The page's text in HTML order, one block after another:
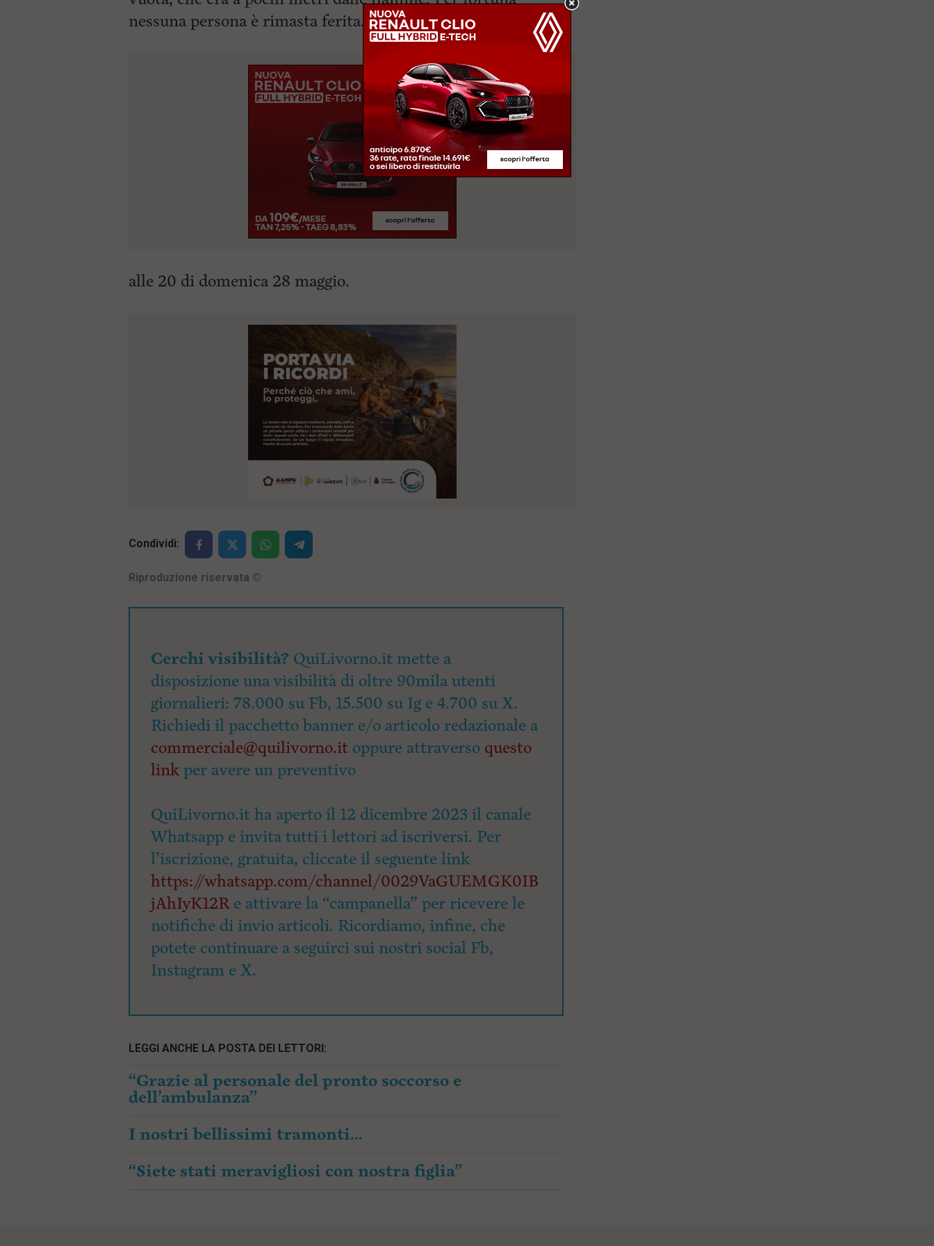
nessuna persona è rimasta ferita. Il tutto è accaduto
intorno
alle 20 di domenica 28 maggio.
Condividi:
Riproduzione riservata ©
Cerchi visibilità? QuiLivorno.it mette a
disposizione una visibilità di oltre 90mila utenti
giornalieri: 78.000 su Fb, 15.500 su Ig e 4.700 su X.
Richiedi il pacchetto banner e/o articolo redazionale a
commerciale@quilivorno.it oppure attraverso questo
linkper avere un preventivo
QuiLivorno.it ha aperto il 12 dicembre 2023 il canale
Whatsapp e invita tutti i lettori ad iscriversi. Per
l’iscrizione, gratuita, cliccate il seguente link
https://whatsapp.com/channel/0029VaGUEMGK0IB
jAhIyK12Re attivare la “campanella” per ricevere le
notifiche di invio articoli. Ricordiamo, infine, che
potete continuare a seguirci sui nostri social Fb,
Instagram e X.
LEGGI ANCHE LA POSTA DEI LETTORI:
“Grazie al personale del pronto soccorso e
dell’ambulanza”
I nostri bellissimi tramonti…
“Siete stati meravigliosi con nostra figlia”